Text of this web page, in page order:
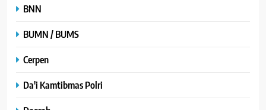
BNN
BUMN / BUMS
Cerpen
Da'i Kamtibmas Polri